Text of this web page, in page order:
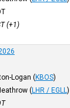
(+1)
Logan (KBOS)
(LHR / EGLL )